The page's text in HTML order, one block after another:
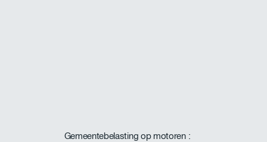
Gemeentebelasting op motoren :